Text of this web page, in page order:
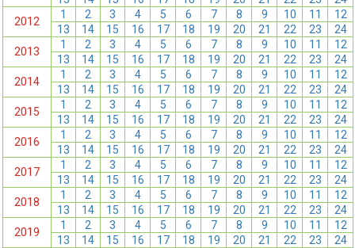
2012
1 2 3 4 5 6 7 8 9 10 11
12
13
14 15 16 17 18 19 20 21 22 23
24
2013
1 2 3 4 5 6 7 8 9 10 11
12
13
14 15 16 17 18 19 20 21 22 23
24
2014
1 2 3 4 5 6 7 8 9 10 11
12
13
14 15 16 17 18 19 20 21 22 23
24
2015
1 2 3 4 5 6 7 8 9 10 11
12
13
14 15 16 17 18 19 20 21 22 23
24
2016
1 2 3 4 5 6 7 8 9 10 11
12
13
14 15 16 17 18 19 20 21 22 23
24
2017
1 2 3 4 5 6 7 8 9 10 11
12
13
14 15 16 17 18 19 20 21 22 23
24
2018
1 2 3 4 5 6 7 8 9 10 11
12
13
14 15 16 17 18 19 20 21 22 23
24
2019
1 2 3 4 5 6 7 8 9 10 11
12
13
14 15 16 17 18 19 20 21 22 23
24